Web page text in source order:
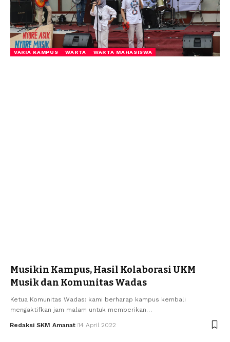
VARIA KAMPUS WARTA WARTA MAHASISWA
Musikin Kampus, Hasil Kolaborasi UKM
Musik dan Komunitas Wadas
Ketua Komunitas Wadas: kami berharap kampus kembali
mengaktifkan jam malam untuk memberikan…
Redaksi SKM Amanat 14 April 2022